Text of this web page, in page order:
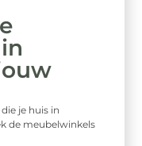
je huis in
de meubelwinkels